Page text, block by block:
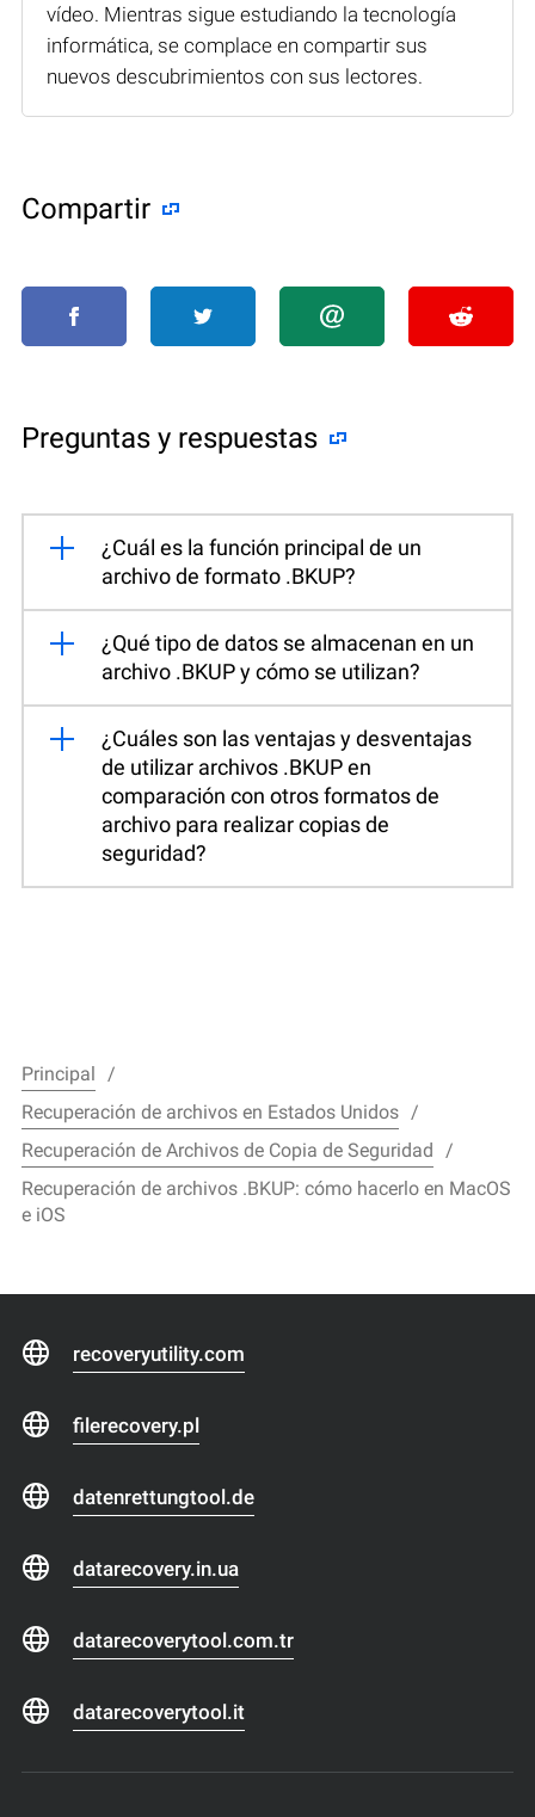
vídeo. Mientras sigue estudiando la tecnología
informática, se complace en compartir sus
nuevos descubrimientos con sus lectores.
Compartir
Preguntas y respuestas
¿Cuál es la función principal de un
archivo de formato .BKUP?
¿Qué tipo de datos se almacenan en un
archivo .BKUP y cómo se utilizan?
¿Cuáles son las ventajas y desventajas
de utilizar archivos .BKUP en
comparación con otros formatos de
archivo para realizar copias de
seguridad?
Principal
Recuperación de archivos en Estados Unidos
Recuperación de Archivos de Copia de Seguridad
Recuperación de archivos .BKUP: cómo hacerlo en MacOS
e iOS
recoveryutility.com
filerecovery.pl
datenrettungtool.de
datarecovery.in.ua
datarecoverytool.com.tr
datarecoverytool.it